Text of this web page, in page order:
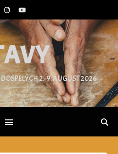
DOSPELÝCH 2.-9. AUGUST 2026